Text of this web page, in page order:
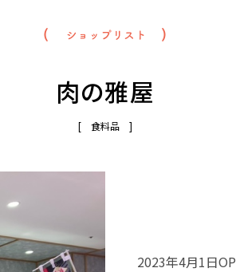
肉の雅屋
[ 食料品 ]
2023年4月1日